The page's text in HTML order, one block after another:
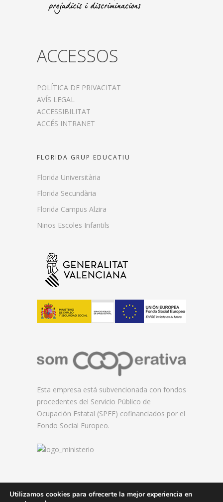
ACCESSOS
POLÍTICA DE PRIVACITAT
AVÍS LEGAL
ACCESSIBILITAT
ACCÉS INTRANET
FLORIDA GRUP EDUCATIU
Florida Universitària
Florida Secundària
Florida Campus Alzira
Ninos Escoles Infantils
Esta empresa está subvencionada con fondos
procedentes del Servicio Público de
Ocupación Estatal (SPEE) cofinanciados por el
Fondo Social Europeo.
Utilizamos cookies para ofrecerte la mejor experiencia en